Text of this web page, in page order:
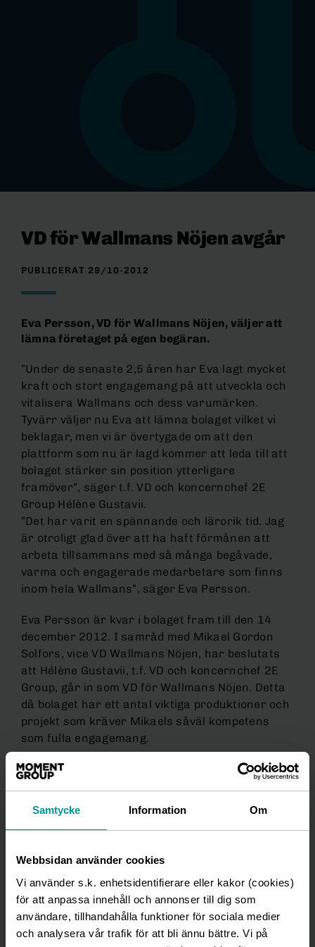
Samtycke Information Om
Webbsidan använder cookies
Vi använder s.k. enhetsidentifierare eller kakor (cookies)
för att anpassa innehåll och annonser till dig som
användare, tillhandahålla funktioner för sociala medier
och analysera vår trafik för att bli ännu bättre. Vi på
VD för Wallmans Nöjen avgår
PUBLICERAT 29/10-2012
Eva Persson, VD för Wallmans Nöjen, väljer att
lämna företaget på egen begäran.
”Under de senaste 2,5 åren har Eva lagt mycket
kraft och stort engagemang på att utveckla och
vitalisera Wallmans och dess varumärken.
Tyvärr väljer nu Eva att lämna bolaget vilket vi
beklagar, men vi är övertygade om att den
plattform som nu är lagd kommer att leda till att
bolaget stärker sin position ytterligare
framöver”, säger t.f. VD och koncernchef 2E
Group Hélène Gustavii.
”Det har varit en spännande och lärorik tid. Jag
är otroligt glad över att ha haft förmånen att
arbeta tillsammans med så många begåvade,
varma och engagerade medarbetare som finns
inom hela Wallmans”, säger Eva Persson.
Eva Persson är kvar i bolaget fram till den 14
december 2012. I samråd med Mikael Gordon
Solfors, vice VD Wallmans Nöjen, har beslutats
att Hélène Gustavii, t.f. VD och koncernchef 2E
Group, går in som VD för Wallmans Nöjen. Detta
då bolaget har ett antal viktiga produktioner och
projekt som kräver Mikaels såväl kompetens
som fulla engagemang.
För ytterligare information kontakta:
Group AB (publ)
Telefon: 0705-094501 alternativt mail:
Lars Grönberg, styrelseordförande, 2E Group
AB(publ)
Telefon: 0707-27 54 55 alternativt mail:
greenhill@swipnet.se